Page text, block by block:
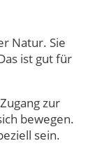
Natur. Sie
ist gut für
zur
bewegen.
sein.